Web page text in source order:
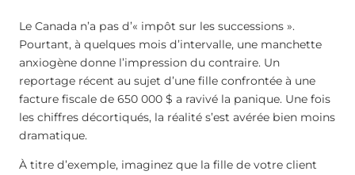
Le Canada n’a pas d’« impôt sur les successions ».
Pourtant, à quelques mois d’intervalle, une manchette
anxiogène donne l’impression du contraire. Un
reportage récent au sujet d’une fille confrontée à une
facture fiscale de 650 000 $ a ravivé la panique. Une fois
les chiffres décortiqués, la réalité s’est avérée bien moins
dramatique.
À titre d’exemple, imaginez que la fille de votre client